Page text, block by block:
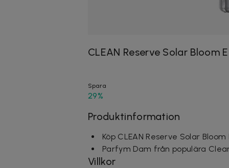
CLEAN Reserve Solar Bloom
Spara
29%
Produktinformation
Köp CLEAN Reserve Solar Bloom
Parfym Dam från populära
Villkor